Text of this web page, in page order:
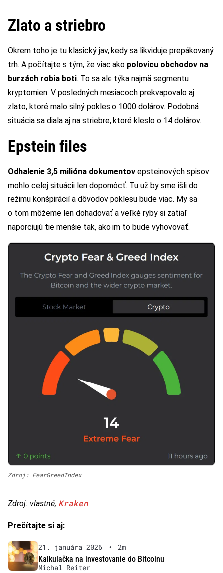
Zlato a striebro
Okrem toho je tu klasický jav, kedy sa likviduje prepákovaný
trh. A počítajte s tým, že viac ako polovicu obchodov na
burzách robia boti. To sa ale týka najmä segmentu
kryptomien. V posledných mesiacoch prekvapovalo aj
zlato, ktoré malo silný pokles o 1000 dolárov. Podobná
situácia sa diala aj na striebre, ktoré kleslo o 14 dolárov.
Epstein files
Odhalenie 3,5 milióna dokumentov epsteinových spisov
mohlo celej situácii len dopomôcť. Tu už by sme išli do
režimu konšpirácií a dôvodov poklesu bude viac. My sa
o tom môžeme len dohadovať a veľké ryby si zatiaľ
naporciujú tie menšie tak, ako im to bude vyhovovať.
Zdroj: FearGreedIndex
Zdroj: vlastné, Kraken
Prečítajte si aj:
21. januára 2026 •
2m
Kalkulačka na investovanie do Bitcoinu
Michal Reiter